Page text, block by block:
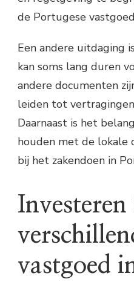
de Portugese
Een andere uitdaging
kan soms lang duren
andere documenten
leiden tot
Daarnaast is het
houden met de
bij het zakendoen in
Investeren
vastgoed